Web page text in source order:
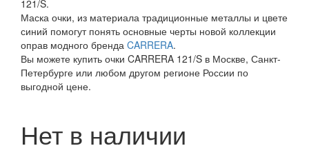
121/S.
Маска очки, из материала традиционные металлы и цвете
синий помогут понять основные черты новой коллекции
оправ модного бренда CARRERA.
Вы можете купить очки CARRERA 121/S в Москве, Санкт-
Петербурге или любом другом регионе России по
выгодной цене.
Нет в наличии